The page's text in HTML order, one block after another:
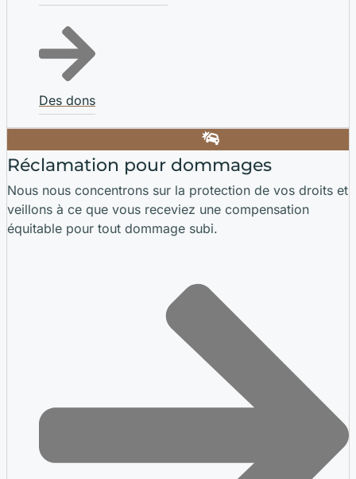
Des dons
Réclamation pour dommages
Nous nous concentrons sur la protection de vos droits et
veillons à ce que vous receviez une compensation
équitable pour tout dommage subi.